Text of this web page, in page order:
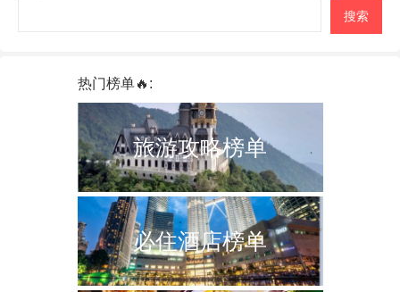
搜索
热门榜单🔥:
旅游攻略榜单
必住酒店榜单